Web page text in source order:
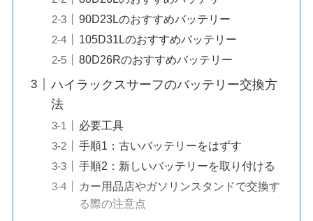
90D23Lのおすすめバッテリー
105D31Lのおすすめバッテリー
80D26Rのおすすめバッテリー
ハイラックスサーフのバッテリー交換方
法
必要工具
手順1：古いバッテリーをはずす
手順2：新しいバッテリーを取り付ける
カー用品店やガソリンスタンドで交換す
る際の注意点